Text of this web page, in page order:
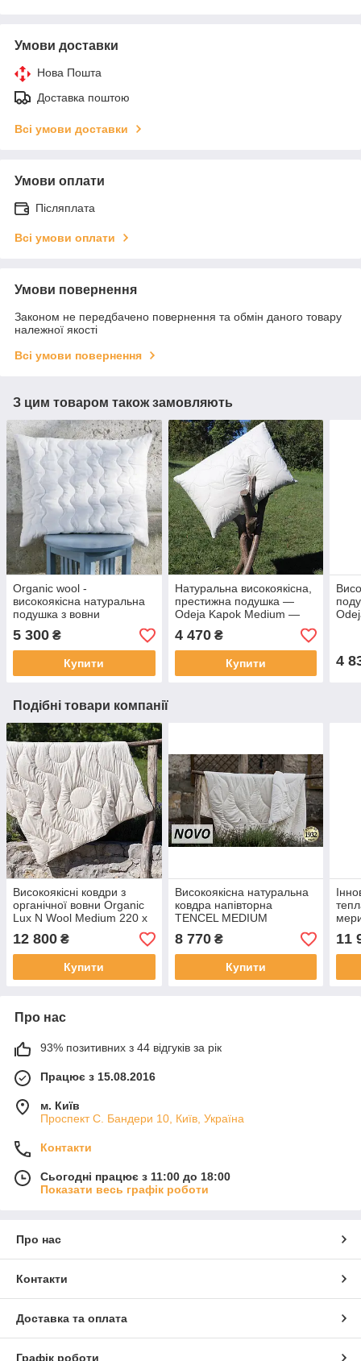
Умови доставки
Нова Пошта
Доставка поштою
Всі умови доставки
Умови оплати
Післяплата
Всі умови оплати
Умови повернення
Законом не передбачено повернення та обмін даного товару
належної якості
Всі умови повернення
З цим товаром також замовляють
Organic wool -
високоякісна натуральна
подушка з вовни
мериноса - (Слов
5 300 ₴
Купити
Натуральна високоякісна,
престижна подушка —
Odeja Kapok Medium —
Словенія
4 470₴
Купити 4
Подібні товари компанії
Високоякісні ковдри з
органічної вовни Organic
Lux N Wool Medium 220 х
12 800 ₴
Купити
Високоякісна натуральна
ковдра напівторна
TENCEL MEDIUM
матеріалів.
8 770₴
Купити
х
11
Про нас
93% позитивних з 44 відгуків за рік
Працює з 15.08.2016
м. Київ
Проспект С. Бандери 10, Київ, Україна
Контакти
Сьогодні працює з 11:00 до 18:00
Показати весь графік роботи
Про нас
Контакти
Доставка та оплата
Графік роботи